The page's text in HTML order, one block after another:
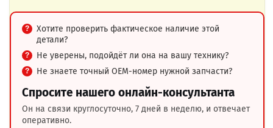
Хотите проверить фактическое наличие этой
детали?
Не уверены, подойдёт ли она на вашу технику?
Не знаете точный OEM-номер нужной запчасти?
Спросите нашего онлайн-консультанта
Он на связи круглосуточно, 7 дней в неделю, и отвечает
оперативно.